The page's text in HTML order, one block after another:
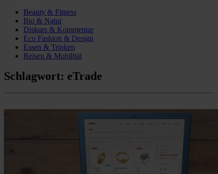
Beauty & Fitness
Bio & Natur
Diskurs & Kommentar
Eco Fashion & Design
Essen & Trinken
Reisen & Mobilität
Schlagwort: eTrade